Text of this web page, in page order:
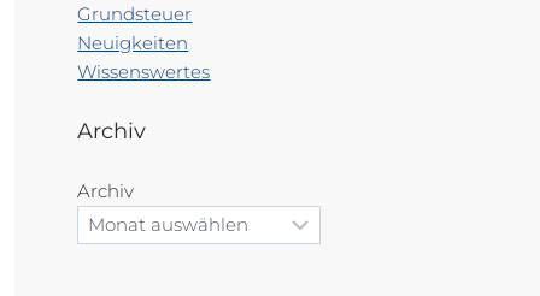
Grundsteuer
Neuigkeiten
Wissenswertes
Archiv
Archiv